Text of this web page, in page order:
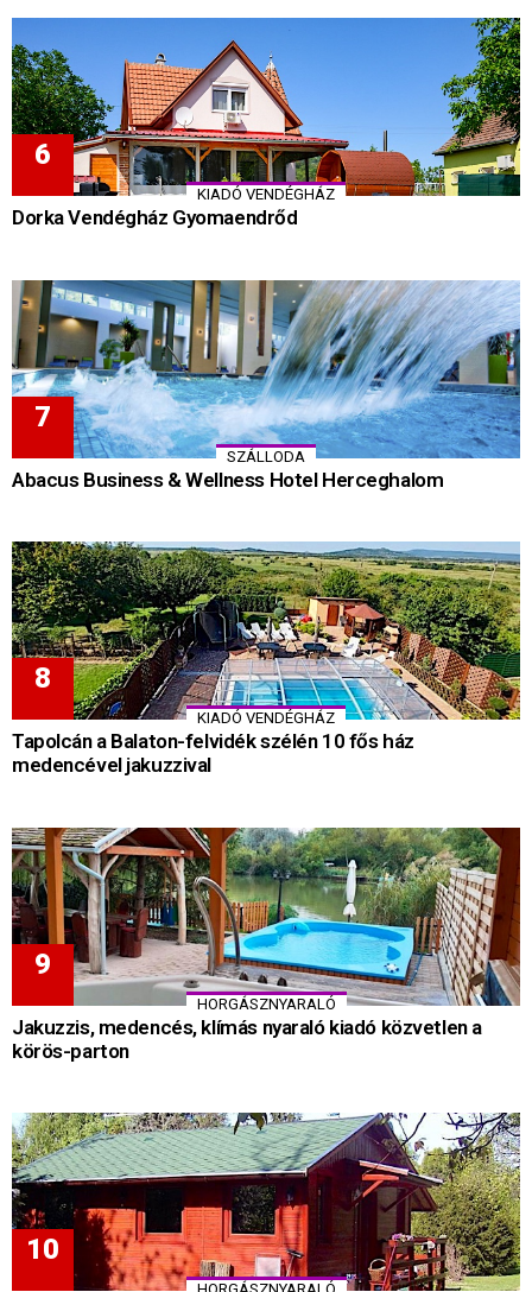
KIADÓ VENDÉGHÁZ
Dorka Vendégház Gyomaendrőd
SZÁLLODA
Abacus Business & Wellness Hotel Herceghalom
KIADÓ VENDÉGHÁZ
Tapolcán a Balaton-felvidék szélén 10 fős ház
medencével jakuzzival
HORGÁSZNYARALÓ
Jakuzzis, medencés, klímás nyaraló kiadó közvetlen a
körös-parton